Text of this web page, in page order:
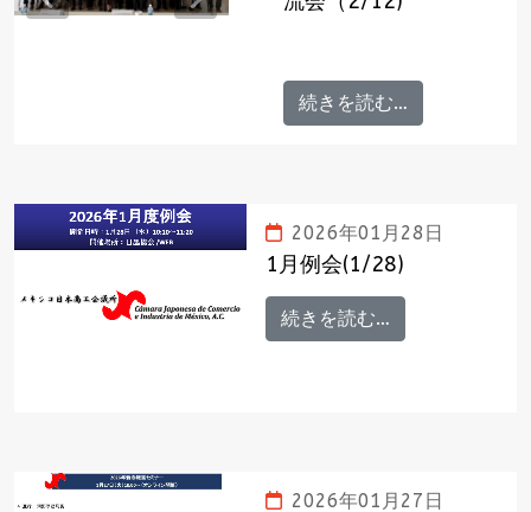
Previous Next
続きを読む…
2026年01月28日
1月例会(1/28)
続きを読む…
2026年01月27日